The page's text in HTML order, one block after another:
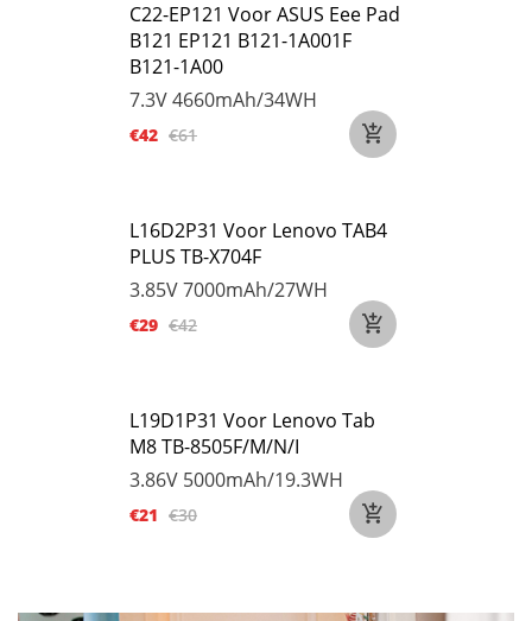
C22-EP121 Voor ASUS Eee Pad
B121 EP121 B121-1A001F
B121-1A00
7.3V4660mAh/34WH
€42 €61
L16D2P31 Voor Lenovo TAB4
PLUS TB-X704F
3.85V7000mAh/27WH
€29 €42
L19D1P31 Voor Lenovo Tab
M8 TB-8505F/M/N/I
3.86V 5000mAh/19.3WH
€21 €30